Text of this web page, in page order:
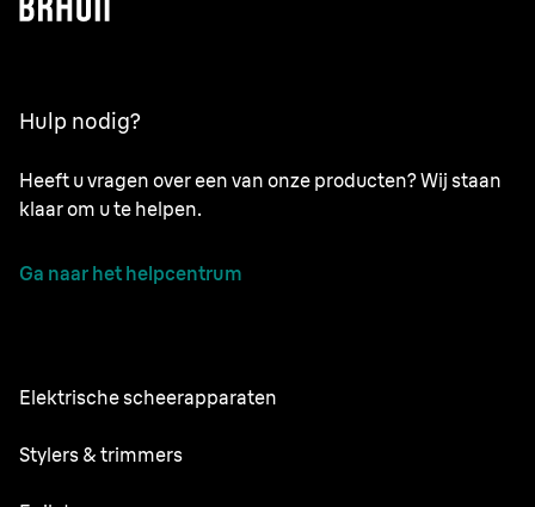
Hulp nodig?
Heeft u vragen over een van onze producten? Wij staan
klaar om u te helpen.
Ga naar het helpcentrum
Elektrische scheerapparaten
NEVO
Stylers & trimmers